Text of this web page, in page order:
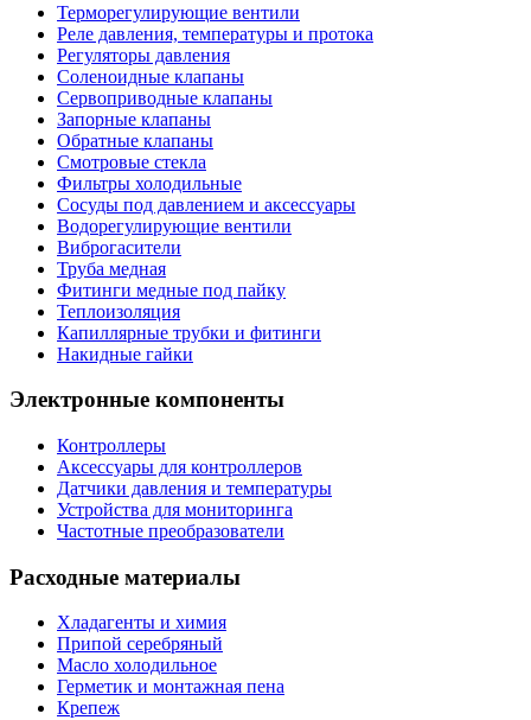
Терморегулирующие вентили
Реле давления, температуры и протока
Регуляторы давления
Соленоидные клапаны
Сервоприводные клапаны
Запорные клапаны
Обратные клапаны
Смотровые стекла
Фильтры холодильные
Сосуды под давлением и аксессуары
Водорегулирующие вентили
Виброгасители
Труба медная
Фитинги медные под пайку
Теплоизоляция
Капиллярные трубки и фитинги
Накидные гайки
Электронные компоненты
Контроллеры
Аксессуары для контроллеров
Датчики давления и температуры
Устройства для мониторинга
Частотные преобразователи
Расходные материалы
Хладагенты и химия
Припой серебряный
Масло холодильное
Герметик и монтажная пена
Крепеж